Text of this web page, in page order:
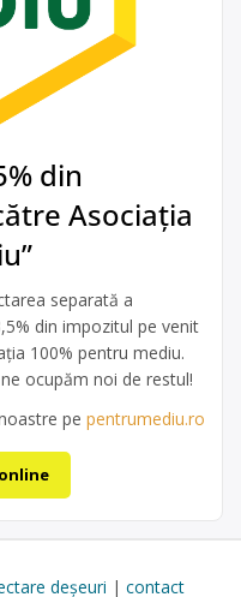
din
Asociația
separată a
din impozitul pe venit
100% pentru mediu.
ocupăm noi de restul!
pe pentrumediu.ro
deșeuri | contact